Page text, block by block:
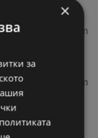
№ 3,
129,43 km
131,44 km
×
за